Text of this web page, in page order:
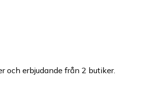
och erbjudande från 2 butiker.